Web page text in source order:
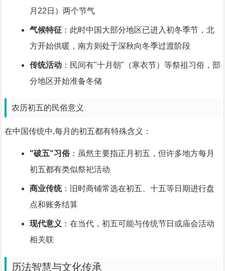
月22日）两个节气
气候特征：此时中国大部分地区已进入初冬季节，北
方开始供暖，南方则处于深秋向冬季过渡阶段
传统活动：民间有"十月朝"（寒衣节）等祭祖习俗，部
分地区开始准备冬储
农历初五的民俗意义
在中国传统中,每月的初五都有特殊含义：
"破五"习俗：虽然主要指正月初五，但许多地方每月
初五都有类似祭祀活动
商业传统：旧时商铺常选在初五、十五等日期进行盘
点和账务结算
现代意义 ：在当代，初五可能与传统节日或庙会活动
相关联
历法智慧与文化传承